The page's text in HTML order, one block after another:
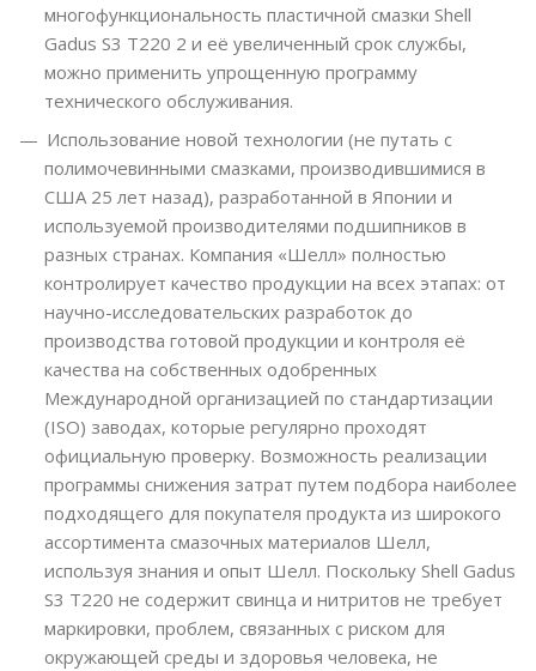
многофункциональность пластичной смазки Shell
Gadus S3 T220 2 и её увеличенный срок службы,
можно применить упрощенную программу
технического обслуживания.
Использование новой технологии (не путать с
полимочевинными смазками, производившимися в
США 25 лет назад), разработанной в Японии и
используемой производителями подшипников в
разных странах. Компания «Шелл» полностью
контролирует качество продукции на всех этапах: от
научно-исследовательских разработок до
производства готовой продукции и контроля её
качества на собственных одобренных
Международной организацией по стандартизации
(ISO) заводах, которые регулярно проходят
официальную проверку. Возможность реализации
программы снижения затрат путем подбора наиболее
подходящего для покупателя продукта из широкого
ассортимента смазочных материалов Шелл,
используя знания и опыт Шелл. Поскольку Shell Gadus
S3 T220 не содержит свинца и нитритов не требует
маркировки, проблем, связанных с риском для
окружающей среды и здоровья человека, не